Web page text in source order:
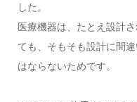
した。
医療機器は、たとえ設計
ても、そもそも設計に間
はならないためです。